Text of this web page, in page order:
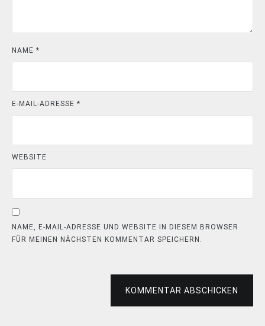
NAME *
E-MAIL-ADRESSE *
WEBSITE
NAME, E-MAIL-ADRESSE UND WEBSITE IN DIESEM BROWSER
FÜR MEINEN NÄCHSTEN KOMMENTAR SPEICHERN.
KOMMENTAR ABSCHICKEN